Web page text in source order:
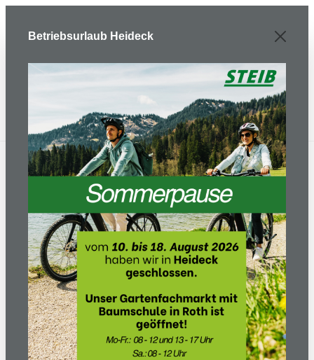
Akku-Heckenschere
522iHDR60 - Grundgerät
ohne Akku und Ladegerät
Bildergalerie überspringen
Betriebsurlaub Heideck